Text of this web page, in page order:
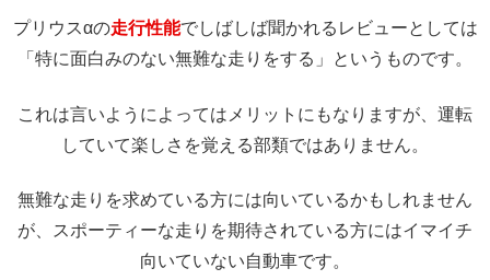
プリウスαの走行性能でしばしば聞かれるレビューとしては
「特に面白みのない無難な走りをする」というものです。
これは言いようによってはメリットにもなりますが、運転
していて楽しさを覚える部類ではありません。
無難な走りを求めている方には向いているかもしれません
が、スポーティーな走りを期待されている方にはイマイチ
向いていない自動車です。